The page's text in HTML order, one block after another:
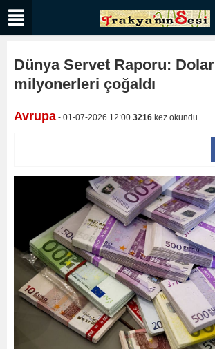
Dünya Servet Raporu: Dolar
milyonerleri çoğaldı
Avrupa - 01-07-2026 12:00 3216 kez okundu.